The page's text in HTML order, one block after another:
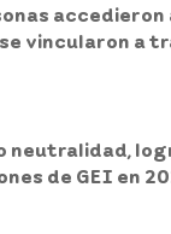
vincularon a
de GEI en